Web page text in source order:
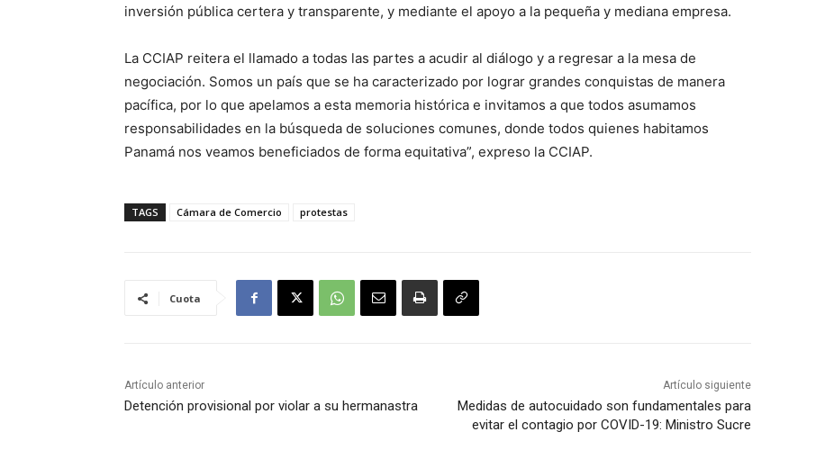
inversión pública certera y transparente, y mediante el apoyo a la pequeña y mediana empresa.
La CCIAP reitera el llamado a todas las partes a acudir al diálogo y a regresar a la mesa de
negociación. Somos un país que se ha caracterizado por lograr grandes conquistas de manera
pacífica, por lo que apelamos a esta memoria histórica e invitamos a que todos asumamos
responsabilidades en la búsqueda de soluciones comunes, donde todos quienes habitamos
Panamá nos veamos beneficiados de forma equitativa”, expreso la CCIAP.
TAGS Cámara de Comercio protestas
Cuota
Artículo anterior
Detención provisional por violar a su hermanastra
Artículo siguiente
Medidas de autocuidado son fundamentales para
evitar el contagio por COVID-19: Ministro Sucre